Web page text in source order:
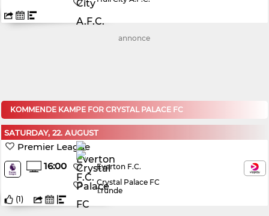
annonce
KOMMENDE KAMPE FOR CRYSTAL PALACE FC
SATURDAY, 22. AUGUST
Premier League
16:00
Everton F.C.
Crystal Palace FC
1.runde
(1)